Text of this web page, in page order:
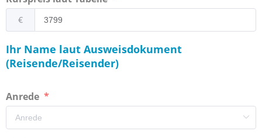
€
Ihr Name laut Ausweisdokument
(Reisende/Reisender)
Anrede